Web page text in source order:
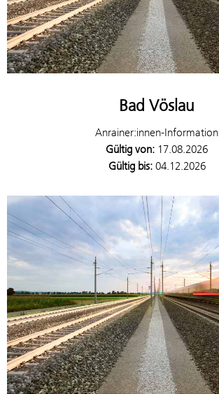
Bad Vöslau
Anrainer:innen-Information
Gültig von: 17.08.2026
Gültig bis:04.12.2026